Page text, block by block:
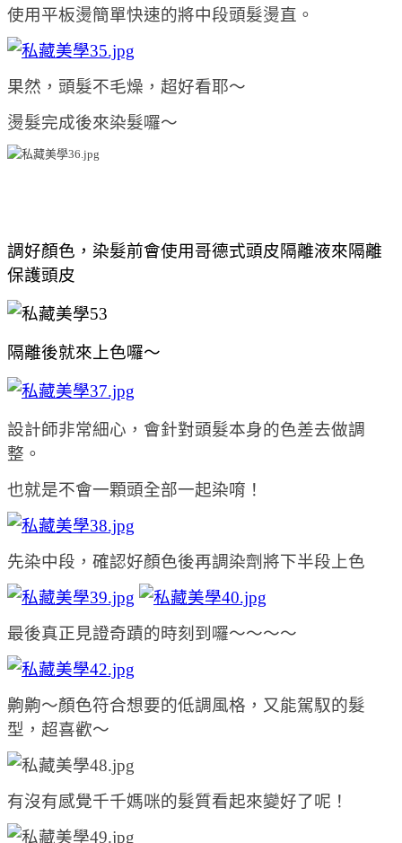
使用平板燙簡單快速的將中段頭髮燙直。
果然，頭髮不毛燥，超好看耶～
燙髮完成後來染髮囉～
調好顏色，染髮前會使用哥德式頭皮隔離液來隔離
保護頭皮
隔離後就來上色囉～
設計師非常細心，會針對頭髮本身的色差去做調
整。
也就是不會一顆頭全部一起染唷！
先染中段，確認好顏色後再調染劑將下半段上色
最後真正見證奇蹟的時刻到囉～～～～
齁齁～顏色符合想要的低調風格，又能駕馭的髮
型，超喜歡～
有沒有感覺千千媽咪的髮質看起來變好了呢！